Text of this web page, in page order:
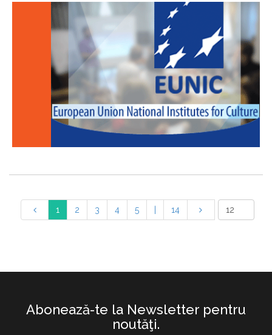
1 2 3 4 5 14
Abonează-te la Newsletter pentru
noutăţi.